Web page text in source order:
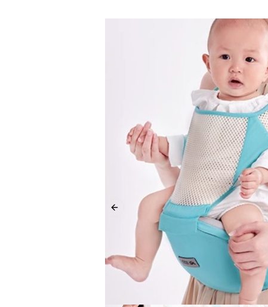
Previous slide